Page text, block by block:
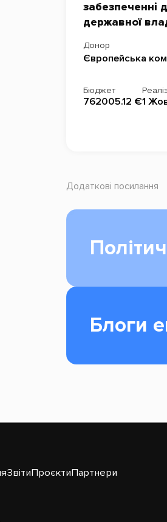
забезпеченні
державної
Донор
Європейська
Бюджет
762005.12 €1
Додаткові посилання
Блоги
ЗвітиПроєктиПартнери